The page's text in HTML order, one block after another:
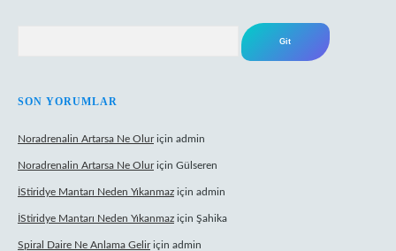
SON YORUMLAR
Noradrenalin Artarsa Ne Oluriçin admin
Noradrenalin Artarsa Ne Oluriçin Gülseren
İStiridye Mantarı Neden Yıkanmaz için admin
İStiridye Mantarı Neden Yıkanmaz için Şahika
Spiral Daire Ne Anlama Geliriçin admin